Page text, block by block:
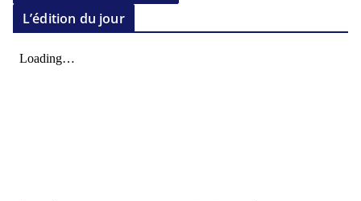
L’édition du jour